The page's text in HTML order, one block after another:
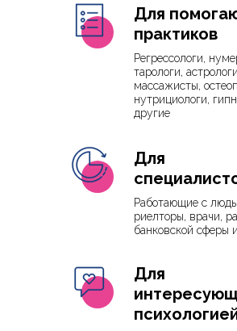
Для
Работающие с
риелторы, врачи,
банковской сферы
Для
Регрессологи,
тарологи,
массажисты,
нутрициологи,
другие
Для
практиков